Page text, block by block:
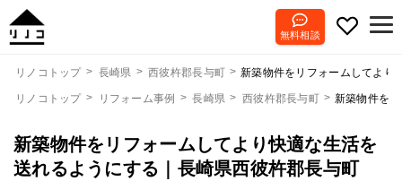
無料相談
リノコトップ 長崎県 西彼杵郡長与町 新築物件をリフォームしてより
リノコトップ リフォーム事例 長崎県 西彼杵郡長与町 新築物件を
新築物件をリフォームしてより快適な生活を
送れるようにする｜長崎県西彼杵郡長与町